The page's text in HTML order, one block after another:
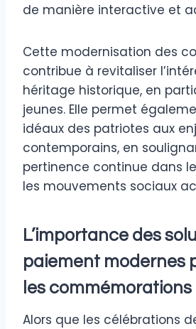
de manière interactive et
Cette modernisation des
contribue à revitaliser
héritage historique, en
jeunes. Elle permet
idéaux des patriotes aux
contemporains, en
pertinence continue dans
les mouvements sociaux
L’importance des
paiement modernes
les commémorations
Alors que les célébrations